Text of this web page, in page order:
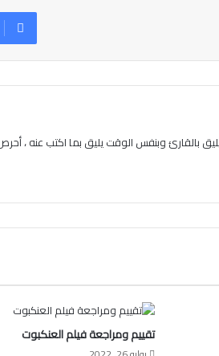
بالقارئ وبنفس الوقت يليق بما اكتب عنه ،
تقييم ومراجعة فيلم العنكبوت